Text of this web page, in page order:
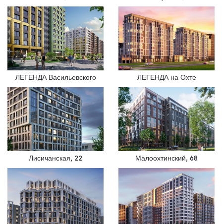
ЛЕГЕНДА Васильевского ЛЕГЕНДА на Охте
Лисичанская, 22 Малоохтинский, 68